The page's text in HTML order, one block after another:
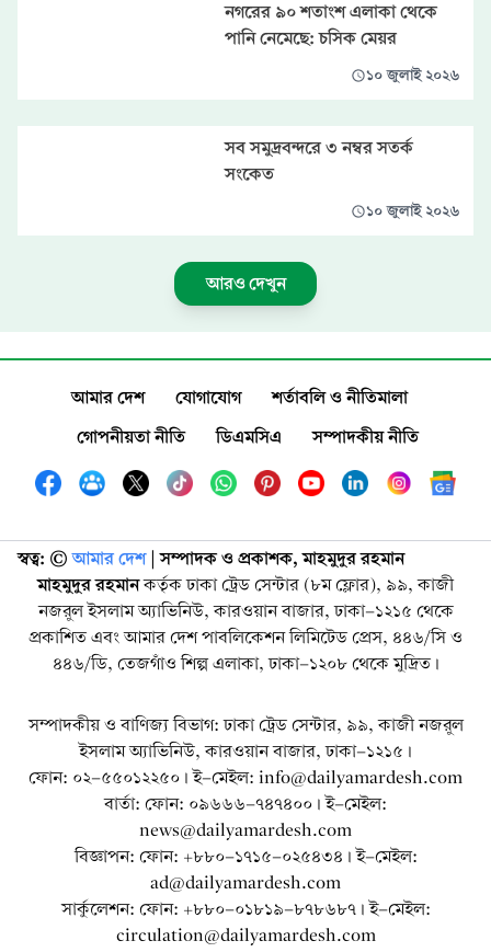
নগরের ৯০ শতাংশ এলাকা থেকে
পানি নেমেছে: চসিক মেয়র
১০ জুলাই ২০২৬
সব সমুদ্রবন্দরে ৩ নম্বর সতর্ক
সংকেত
১০ জুলাই ২০২৬
আরও দেখুন
আমার দেশ যোগাযোগ
শর্তাবলি ও নীতিমালা
গোপনীয়তা নীতি
ডিএমসিএ সম্পাদকীয় নীতি
স্বত্ব: ©️ আমার দেশ| সম্পাদক ও প্রকাশক, মাহমুদুর রহমান
মাহমুদুর রহমানকর্তৃক ঢাকা ট্রেড সেন্টার (৮ম ফ্লোর), ৯৯, কাজী
নজরুল ইসলাম অ্যাভিনিউ, কারওয়ান বাজার, ঢাকা-১২১৫ থেকে
প্রকাশিত এবং আমার দেশ পাবলিকেশন লিমিটেড প্রেস, ৪৪৬/সি ও
৪৪৬/ডি, তেজগাঁও শিল্প এলাকা, ঢাকা-১২০৮ থেকে মুদ্রিত।
সম্পাদকীয় ও বাণিজ্য বিভাগ: ঢাকা ট্রেড সেন্টার, ৯৯, কাজী নজরুল
ইসলাম অ্যাভিনিউ, কারওয়ান বাজার, ঢাকা-১২১৫।
ফোন: ০২-৫৫০১২২৫০। ই-মেইল: info@dailyamardesh.com
বার্তা: ফোন: ০৯৬৬৬-৭৪৭৪০০। ই-মেইল:
news@dailyamardesh.com
বিজ্ঞাপন: ফোন: +৮৮০-১৭১৫-০২৫৪৩৪ । ই-মেইল:
ad@dailyamardesh.com
সার্কুলেশন: ফোন: +৮৮০-০১৮১৯-৮৭৮৬৮৭ । ই-মেইল:
circulation@dailyamardesh.com